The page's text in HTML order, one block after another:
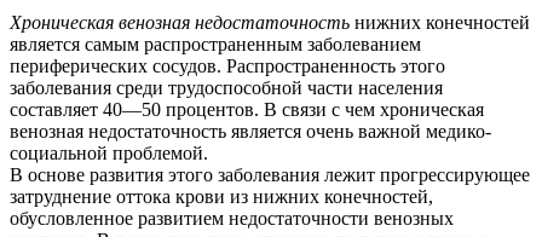
Хроническая венозная недостаточность нижних конечностей
является самым распространенным заболеванием
периферических сосудов. Распространенность этого
заболевания среди трудоспособной части населения
составляет 40—50 процентов. В связи с чем хроническая
венозная недостаточность является очень важной медико-
социальной проблемой.
В основе развития этого заболевания лежит прогрессирующее
затруднение оттока крови из нижних конечностей,
обусловленное развитием недостаточности венозных